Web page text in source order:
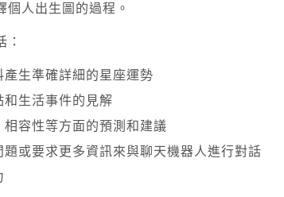
個人出生圖的過程。
生準確詳細的星座運勢
生活事件的見解
容性等方面的預測和建議
或要求更多資訊來與聊天機器人進行對話